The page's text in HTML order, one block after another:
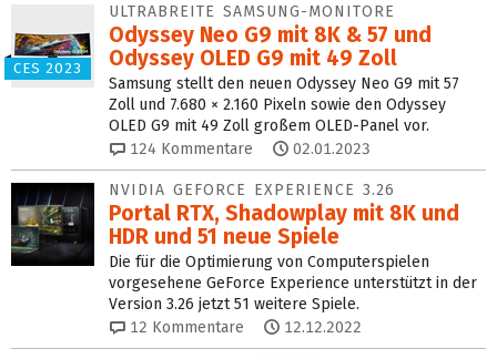
CES 2023
ULTRABREITE SAMSUNG-MONITORE
Odyssey Neo G9 mit 8K & 57 und
Odyssey OLED G9 mit 49 Zoll
Samsung stellt den neuen Odyssey Neo G9 mit 57
Zoll und 7.680 × 2.160 Pixeln sowie den Odyssey
OLED G9 mit 49 Zoll großem OLED-Panel vor.
124 Kommentare 02.01.2023
NVIDIA GEFORCE EXPERIENCE 3.26
Portal RTX, Shadowplay mit 8K und
HDR und 51 neue Spiele
Die für die Optimierung von Computerspielen
vorgesehene GeForce Experience unterstützt in der
Version 3.26 jetzt 51 weitere Spiele.
12 Kommentare 12.12.2022